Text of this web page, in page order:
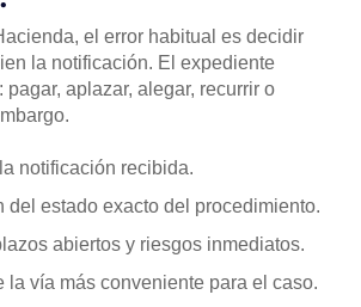
el error habitual es decidir
la notificación. El expediente
pagar, aplazar, alegar, recurrir o
notificación recibida.
del estado exacto del procedimiento.
abiertos y riesgos inmediatos.
la vía más conveniente para el caso.